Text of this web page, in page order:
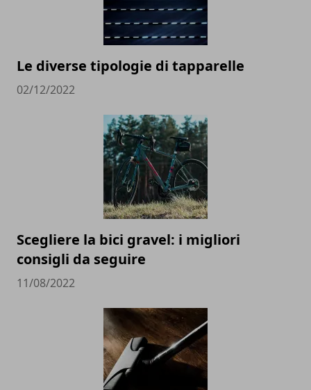
Le diverse tipologie di tapparelle
02/12/2022
Scegliere la bici gravel: i migliori
consigli da seguire
11/08/2022